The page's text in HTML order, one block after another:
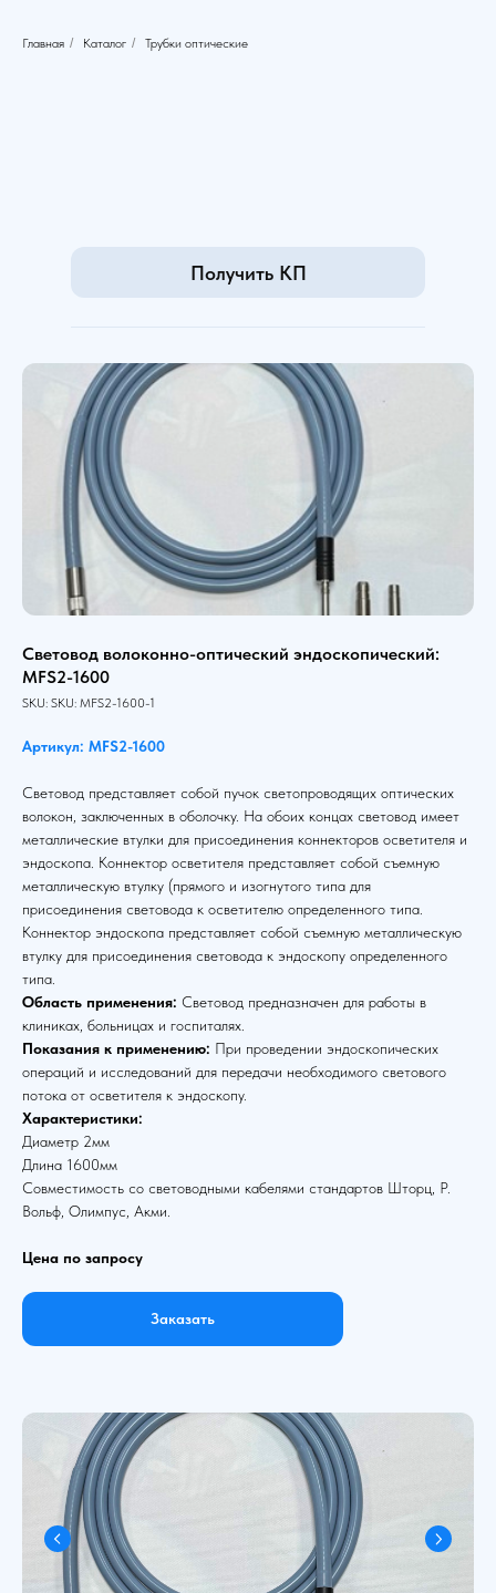
Главная / Каталог / Трубки оптические
Получить КП
Световод волоконно-оптический эндоскопический:
MFS2-1600
SKU: SKU: MFS2-1600-1
Артикул: MFS2-1600
Световод представляет собой пучок светопроводящих оптических
волокон, заключенных в оболочку. На обоих концах световод имеет
металлические втулки для присоединения коннекторов осветителя и
эндоскопа. Коннектор осветителя представляет собой съемную
металлическую втулку (прямого и изогнутого типа для
присоединения световода к осветителю определенного типа.
Коннектор эндоскопа представляет собой съемную металлическую
втулку для присоединения световода к эндоскопу определенного
типа.
Область применения: Световод предназначен для работы в
клиниках, больницах и госпиталях.
Показания к применению: При проведении эндоскопических
операций и исследований для передачи необходимого светового
потока от осветителя к эндоскопу.
Характеристики:
Диаметр 2мм
Длина 1600мм
Совместимость со световодными кабелями стандартов Шторц, Р.
Вольф, Олимпус, Акми.
Цена по запросу
Заказать